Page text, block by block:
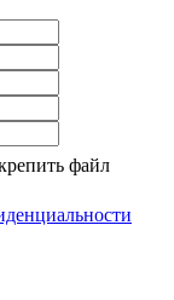
файл